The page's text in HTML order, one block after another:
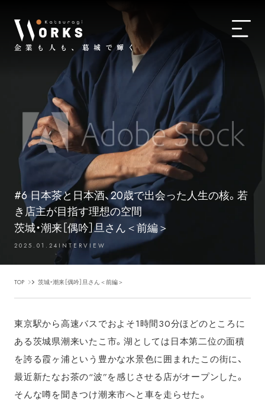
企業も人も、葛城で輝く
#6 日本茶と日本酒、20歳で出会った人生の核。若
き店主が目指す理想の空間
茨城・潮来［偶吟］旦さん＜前編＞
2025.01.24 INTERVIEW
TOP 茨城・潮来［偶吟］旦さん＜前編＞
東京駅から高速バスでおよそ1時間30分ほどのところに
ある茨城県潮来いたこ市。湖としては日本第二位の面積
を誇る霞ヶ浦という豊かな水景色に囲まれたこの街に、
最近新たなお茶の“波”を感じさせる店がオープンした。
そんな噂を聞きつけ潮来市へと車を走らせた。